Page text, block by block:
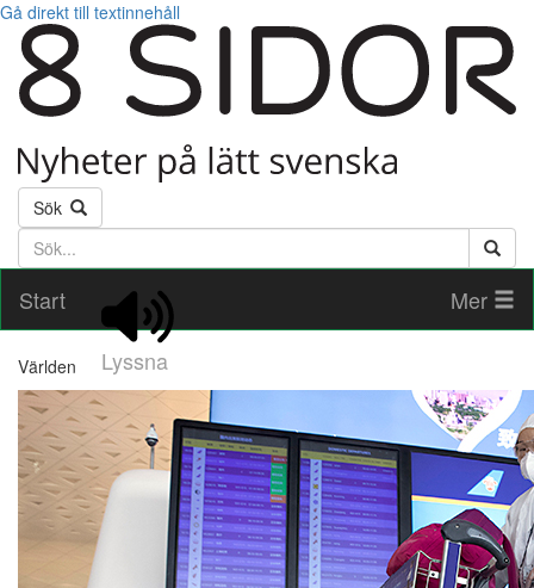
Gå direkt till textinnehåll
Sök
Söktext
Start
Lyssna
Mer
Världen